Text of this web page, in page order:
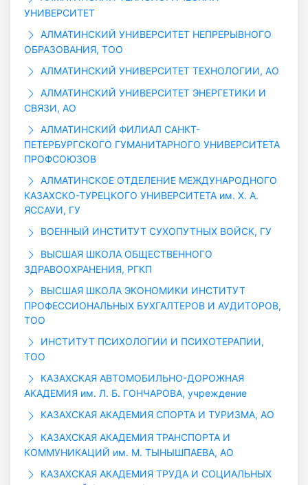
УНИВЕРСИТЕТ
АЛМАТИНСКИЙ УНИВЕРСИТЕТ НЕПРЕРЫВНОГО
ОБРАЗОВАНИЯ, ТОО
АЛМАТИНСКИЙ УНИВЕРСИТЕТ ТЕХНОЛОГИИ, АО
АЛМАТИНСКИЙ УНИВЕРСИТЕТ ЭНЕРГЕТИКИ И
СВЯЗИ, АО
АЛМАТИНСКИЙ ФИЛИАЛ САНКТ-
ПЕТЕРБУРГСКОГО ГУМАНИТАРНОГО УНИВЕРСИТЕТА
ПРОФСОЮЗОВ
АЛМАТИНСКОЕ ОТДЕЛЕНИЕ МЕЖДУНАРОДНОГО
КАЗАХСКО-ТУРЕЦКОГО УНИВЕРСИТЕТА им. Х. А.
ЯССАУИ, ГУ
ВОЕННЫЙ ИНСТИТУТ СУХОПУТНЫХ ВОЙСК, ГУ
ВЫСШАЯ ШКОЛА ОБЩЕСТВЕННОГО
ЗДРАВООХРАНЕНИЯ, РГКП
ВЫСШАЯ ШКОЛА ЭКОНОМИКИ ИНСТИТУТ
ПРОФЕССИОНАЛЬНЫХ БУХГАЛТЕРОВ И АУДИТОРОВ,
ТОО
ИНСТИТУТ ПСИХОЛОГИИ И ПСИХОТЕРАПИИ,
ТОО
КАЗАХСКАЯ АВТОМОБИЛЬНО-ДОРОЖНАЯ
АКАДЕМИЯ им. Л. Б. ГОНЧАРОВА, учреждение
КАЗАХСКАЯ АКАДЕМИЯ СПОРТА И ТУРИЗМА, АО
КАЗАХСКАЯ АКАДЕМИЯ ТРАНСПОРТА И
КОММУНИКАЦИЙ им. М. ТЫНЫШПАЕВА, АО
КАЗАХСКАЯ АКАДЕМИЯ ТРУДА И СОЦИАЛЬНЫХ